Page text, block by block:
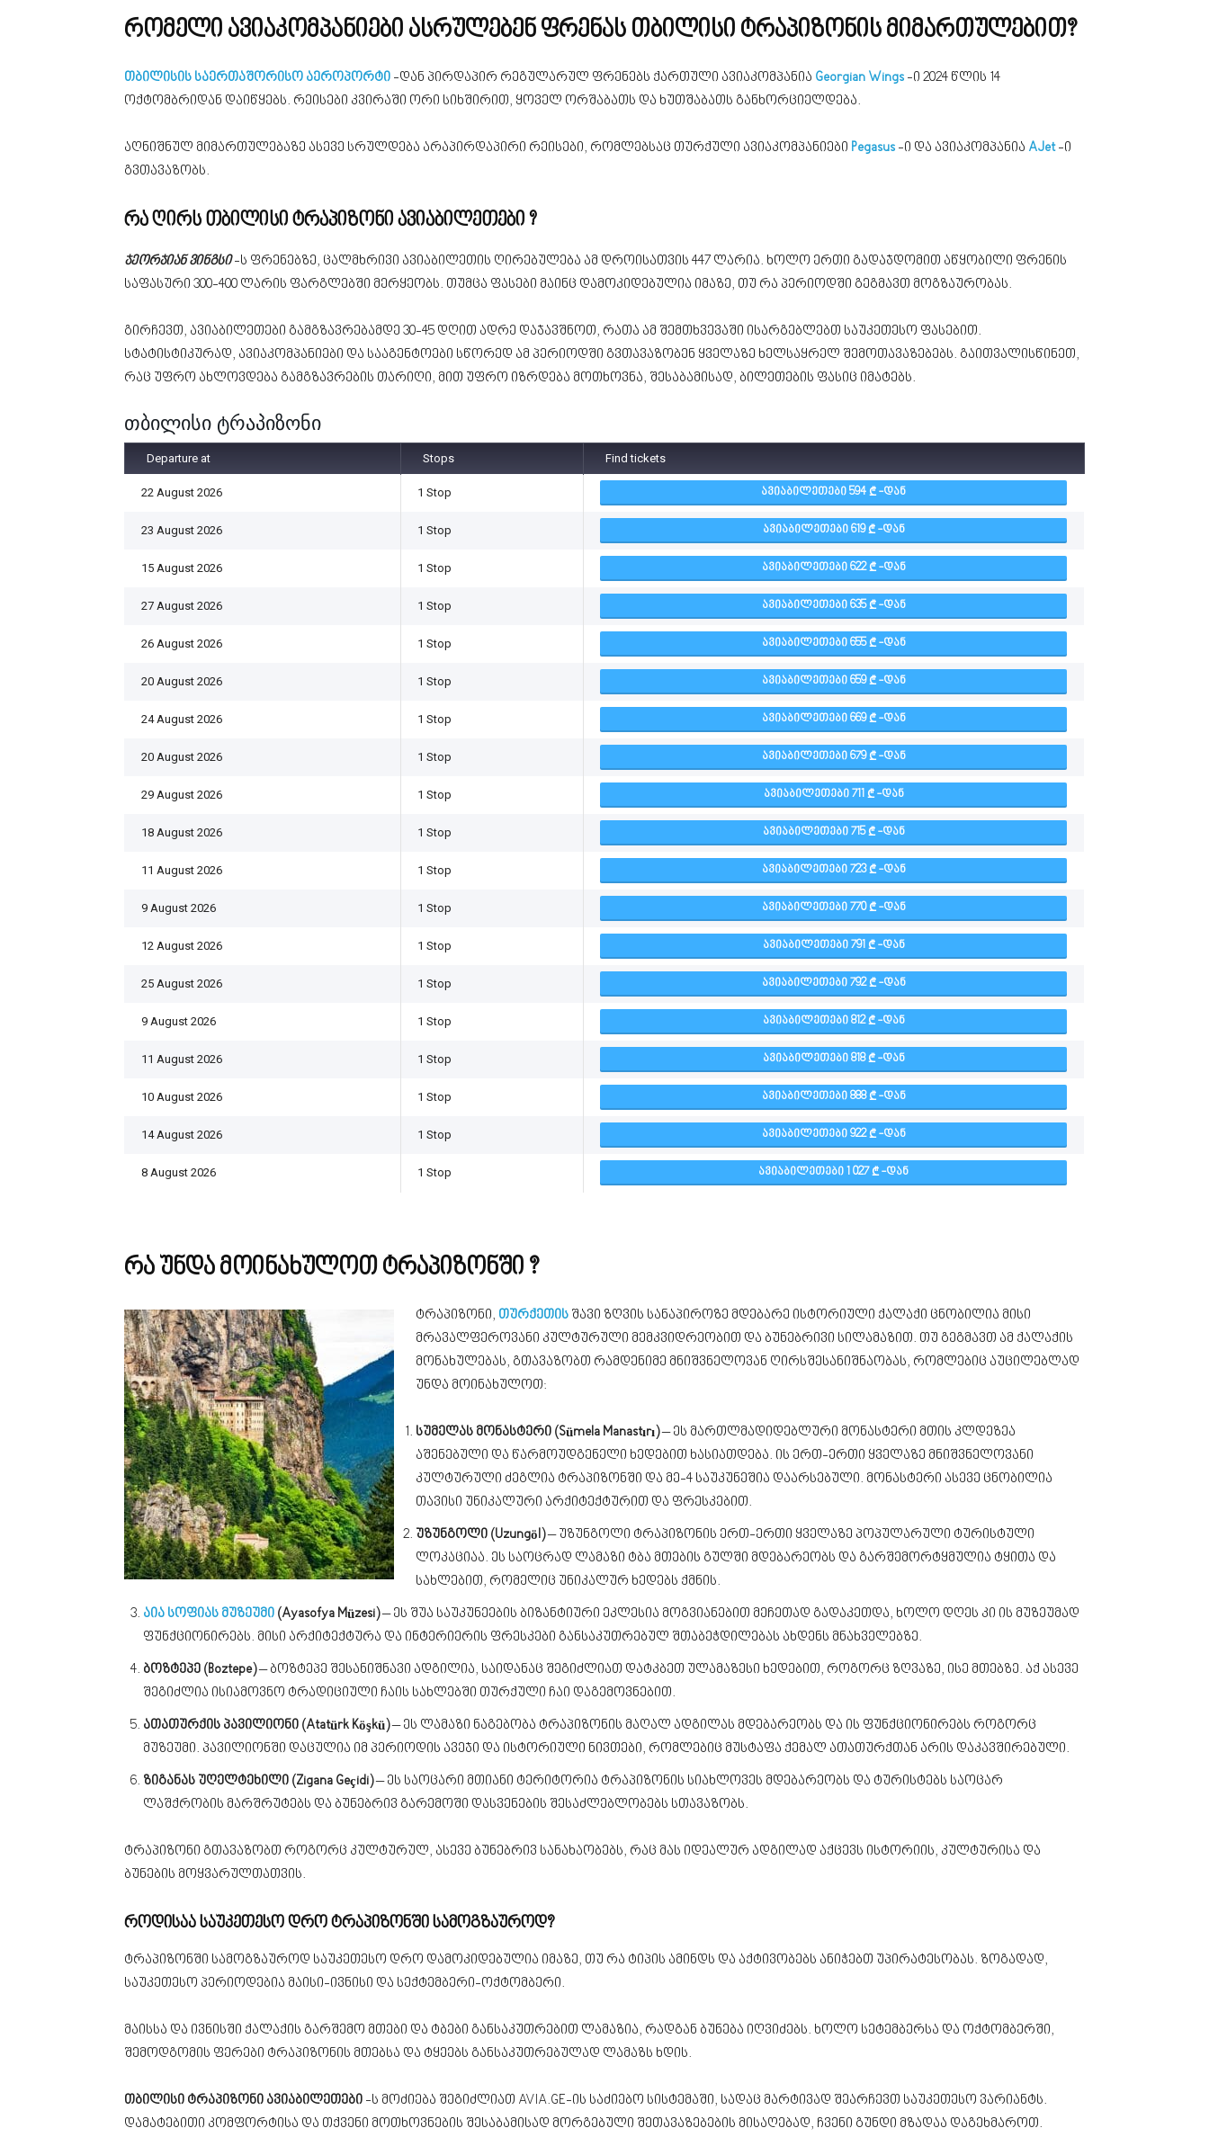
რომელი ავიაკომპანიები ასრულებენ ფრენას თბილისი ტრაპიზონის მიმართულებით?
თბილისის საერთაშორისო აეროპორტი -დან პირდაპირ რეგულარულ ფრენებს ქართული ავიაკომპანია Georgian Wings -ი 2024 წლის 14
ოქტომბრიდან დაიწყებს. რეისები კვირაში ორი სიხშირით, ყოველ ორშაბათს და ხუთშაბათს განხორციელდება.
აღნიშნულ მიმართულებაზე ასევე სრულდება არაპირდაპირი რეისები, რომლებსაც თურქული ავიაკომპანიები Pegasus -ი და ავიაკომპანია AJet-ი
გვთავაზობს.
რა ღირს თბილისი ტრაპიზონი ავიაბილეთები ?
ჯეორჯიან ვინგსი-ს ფრენებზე, ცალმხრივი ავიაბილეთის ღირებულება ამ დროისათვის 447 ლარია. ხოლო ერთი გადაჯდომით აწყობილი ფრენის
საფასური 300-400 ლარის ფარგლებში მერყეობს. თუმცა ფასები მაინც დამოკიდებულია იმაზე, თუ რა პერიოდში გეგმავთ მოგზაურობას.
გირჩევთ, ავიაბილეთები გამგზავრებამდე 30-45 დღით ადრე დაჯავშნოთ, რათა ამ შემთხვევაში ისარგებლებთ საუკეთესო ფასებით.
სტატისტიკურად, ავიაკომპანიები და სააგენტოები სწორედ ამ პერიოდში გვთავაზობენ ყველაზე ხელსაყრელ შემოთავაზებებს. გაითვალისწინეთ,
რაც უფრო ახლოვდება გამგზავრების თარიღი, მით უფრო იზრდება მოთხოვნა, შესაბამისად, ბილეთების ფასიც იმატებს.
თბილისი ტრაპიზონი
Departure at Stops Find tickets
22 August 2026 1 Stop ᲐᲕᲘᲐᲑᲘᲚᲔᲗᲔᲑᲘ 594 -ᲓᲐᲜ
23 August 2026 1 Stop ᲐᲕᲘᲐᲑᲘᲚᲔᲗᲔᲑᲘ 619 -ᲓᲐᲜ
15 August 2026 1 Stop ᲐᲕᲘᲐᲑᲘᲚᲔᲗᲔᲑᲘ 622 -ᲓᲐᲜ
27 August 2026 1 Stop ᲐᲕᲘᲐᲑᲘᲚᲔᲗᲔᲑᲘ 635 -ᲓᲐᲜ
26 August 2026 1 Stop ᲐᲕᲘᲐᲑᲘᲚᲔᲗᲔᲑᲘ 655 -ᲓᲐᲜ
20 August 2026 1 Stop ᲐᲕᲘᲐᲑᲘᲚᲔᲗᲔᲑᲘ 659 -ᲓᲐᲜ
24 August 2026 1 Stop ᲐᲕᲘᲐᲑᲘᲚᲔᲗᲔᲑᲘ 669 -ᲓᲐᲜ
20 August 2026 1 Stop ᲐᲕᲘᲐᲑᲘᲚᲔᲗᲔᲑᲘ 679 -ᲓᲐᲜ
29 August 2026 1 Stop ᲐᲕᲘᲐᲑᲘᲚᲔᲗᲔᲑᲘ 711 -ᲓᲐᲜ
18 August 2026 1 Stop ᲐᲕᲘᲐᲑᲘᲚᲔᲗᲔᲑᲘ 715 -ᲓᲐᲜ
11 August 2026 1 Stop ᲐᲕᲘᲐᲑᲘᲚᲔᲗᲔᲑᲘ 723 -ᲓᲐᲜ
9 August 2026 1 Stop ᲐᲕᲘᲐᲑᲘᲚᲔᲗᲔᲑᲘ 770 -ᲓᲐᲜ
12 August 2026 1 Stop ᲐᲕᲘᲐᲑᲘᲚᲔᲗᲔᲑᲘ 791 -ᲓᲐᲜ
25 August 2026 1 Stop ᲐᲕᲘᲐᲑᲘᲚᲔᲗᲔᲑᲘ 792 -ᲓᲐᲜ
9 August 2026 1 Stop ᲐᲕᲘᲐᲑᲘᲚᲔᲗᲔᲑᲘ 812 -ᲓᲐᲜ
11 August 2026 1 Stop ᲐᲕᲘᲐᲑᲘᲚᲔᲗᲔᲑᲘ 818 -ᲓᲐᲜ
10 August 2026 1 Stop ᲐᲕᲘᲐᲑᲘᲚᲔᲗᲔᲑᲘ 888 -ᲓᲐᲜ
14 August 2026 1 Stop ᲐᲕᲘᲐᲑᲘᲚᲔᲗᲔᲑᲘ 922 -ᲓᲐᲜ
8 August 2026 1 Stop ᲐᲕᲘᲐᲑᲘᲚᲔᲗᲔᲑᲘ 1 027 -ᲓᲐᲜ
რა უნდა მოინახულოთ ტრაპიზონში ?
ტრაპიზონი, თურქეთის შავი ზღვის სანაპიროზე მდებარე ისტორიული ქალაქი ცნობილია მისი
მრავალფეროვანი კულტურული მემკვიდრეობით და ბუნებრივი სილამაზით. თუ გეგმავთ ამ ქალაქის
მონახულებას, გთავაზობთ რამდენიმე მნიშვნელოვან ღირსშესანიშნაობას, რომლებიც აუცილებლად
უნდა მოინახულოთ:
სუმელას მონასტერი (Sümela Manastırı)– ეს მართლმადიდებლური მონასტერი მთის კლდეზეა
აშენებული და წარმოუდგენელი ხედებით ხასიათდება. ის ერთ-ერთი ყველაზე მნიშვნელოვანი
კულტურული ძეგლია ტრაპიზონში და მე-4 საუკუნეშია დაარსებული. მონასტერი ასევე ცნობილია
თავისი უნიკალური არქიტექტურით და ფრესკებით.
უზუნგოლი (Uzungöl)– უზუნგოლი ტრაპიზონის ერთ-ერთი ყველაზე პოპულარული ტურისტული
ლოკაციაა. ეს საოცრად ლამაზი ტბა მთების გულში მდებარეობს და გარშემორტყმულია ტყითა და
სახლებით, რომელიც უნიკალურ ხედებს ქმნის.
აია სოფიას მუზეუმი (Ayasofya Müzesi)– ეს შუა საუკუნეების ბიზანტიური ეკლესია მოგვიანებით მეჩეთად გადაკეთდა, ხოლო დღეს კი ის მუზეუმად
ფუნქციონირებს. მისი არქიტექტურა და ინტერიერის ფრესკები განსაკუთრებულ შთაბეჭდილებას ახდენს მნახველებზე.
ბოზტეპე (Boztepe)– ბოზტეპე შესანიშნავი ადგილია, საიდანაც შეგიძლიათ დატკბეთ ულამაზესი ხედებით, როგორც ზღვაზე, ისე მთებზე. აქ ასევე
შეგიძლია ისიამოვნო ტრადიციული ჩაის სახლებში თურქული ჩაი დაგემოვნებით.
ათათურქის პავილიონი (Atatürk Köşkü)– ეს ლამაზი ნაგებობა ტრაპიზონის მაღალ ადგილას მდებარეობს და ის ფუნქციონირებს როგორც
მუზეუმი. პავილიონში დაცულია იმ პერიოდის ავეჯი და ისტორიული ნივთები, რომლებიც მუსტაფა ქემალ ათათურქთან არის დაკავშირებული.
ზიგანას უღელტეხილი (Zigana Geçidi)– ეს საოცარი მთიანი ტერიტორია ტრაპიზონის სიახლოვეს მდებარეობს და ტურისტებს საოცარ
ლაშქრობის მარშრუტებს და ბუნებრივ გარემოში დასვენების შესაძლებლობებს სთავაზობს.
ტრაპიზონი გთავაზობთ როგორც კულტურულ, ასევე ბუნებრივ სანახაობებს, რაც მას იდეალურ ადგილად აქცევს ისტორიის, კულტურისა და
ბუნების მოყვარულთათვის.
როდისაა საუკეთესო დრო ტრაპიზონში სამოგზაუროდ?
ტრაპიზონში სამოგზაუროდ საუკეთესო დრო დამოკიდებულია იმაზე, თუ რა ტიპის ამინდს და აქტივობებს ანიჭებთ უპირატესობას. ზოგადად,
საუკეთესო პერიოდებია მაისი-ივნისი და სექტემბერი-ოქტომბერი.
მაისსა და ივნისში ქალაქის გარშემო მთები და ტბები განსაკუთრებით ლამაზია, რადგან ბუნება იღვიძებს. ხოლო სეტემბერსა და ოქტომბერში,
შემოდგომის ფერები ტრაპიზონის მთებსა და ტყეებს განსაკუთრებულად ლამაზს ხდის.
თბილისი ტრაპიზონი ავიაბილეთები -ს მოძიება შეგიძლიათ AVIA.GE-ის საძიებო სისტემაში, სადაც მარტივად შეარჩევთ საუკეთესო ვარიანტს.
დამატებითი კომფორტისა და თქვენი მოთხოვნების შესაბამისად მორგებული შეთავაზებების მისაღებად, ჩვენი გუნდი მზადაა დაგეხმაროთ.